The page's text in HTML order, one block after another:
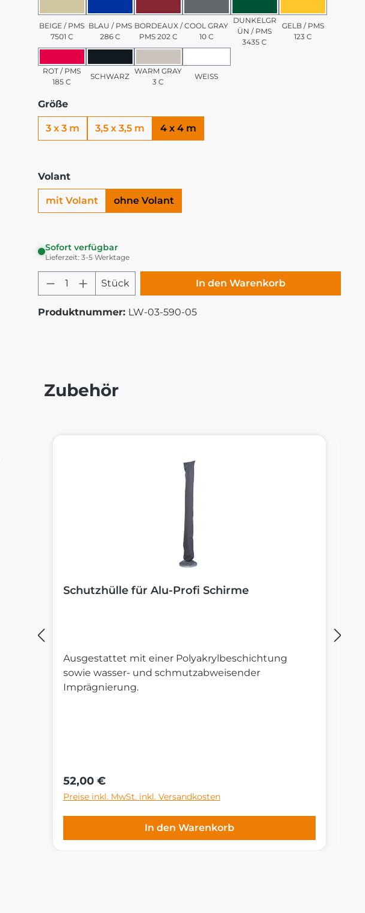
BEIGE / PMS 7501 C
BEIGE / PMS
7501 C
BLAU / PMS 286 C
BLAU / PMS
286 C
BORDEAUX / PMS 202 C
BORDEAUX /
PMS 202 C
COOL GRAY 10 C
COOL GRAY
10 C
DUNKELGRÜN / PMS
DUNKELGR
ÜN / PMS
3435 C
GELB / PMS
GELB / PMS
123 C
ROT / PMS 185 C
ROT / PMS
185 C
SCHWARZ
SCHWARZ
WARM GRAY 3 C
WARM GRAY
3 C
WEISS
WEISS
Größe
3 x 3 m 3,5 x 3,5 m 4 x 4 m
Volant
mit Volant ohne Volant
Sofort verfügbar
Lieferzeit: 3-5 Werktage
Produkt Anzahl: Gib den gewünschten
Stück In den Warenkorb
Produktnummer: LW-03-590-05
Zubehör
Schutzhülle für Alu-Profi Schirme
Ausgestattet mit einer Polyakrylbeschichtung
sowie wasser- und schmutzabweisender
Imprägnierung.
Regulärer Preis:
52,00 €
Preise inkl. MwSt. inkl. Versandkosten
In den Warenkorb